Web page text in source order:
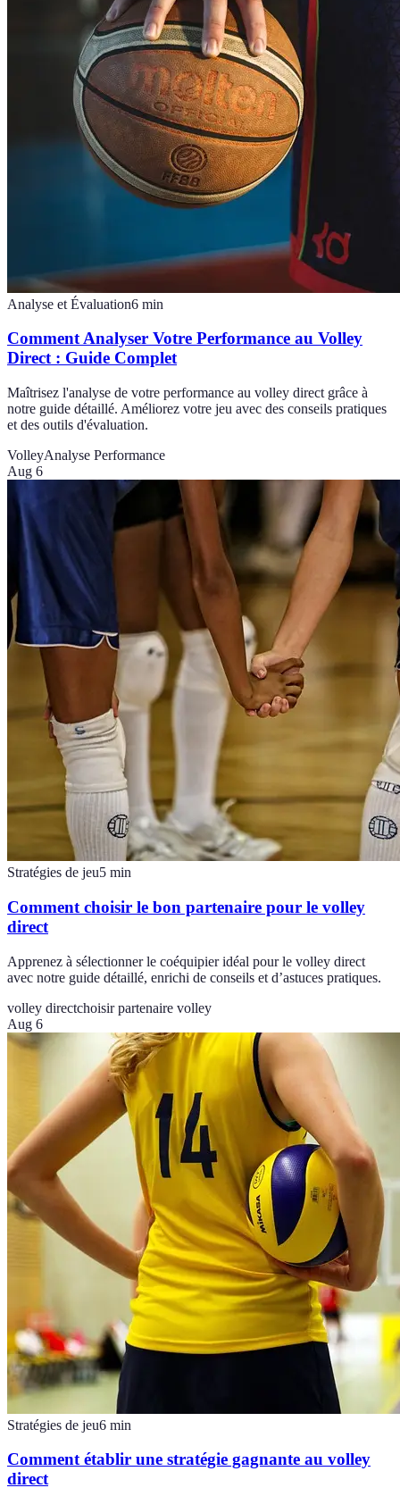
Analyse et Évaluation6 min
Comment Analyser Votre Performance au Volley
Direct : Guide Complet
Maîtrisez l'analyse de votre performance au volley direct grâce à
notre guide détaillé. Améliorez votre jeu avec des conseils pratiques
et des outils d'évaluation.
VolleyAnalyse Performance
Aug 6
Stratégies de jeu5 min
Comment choisir le bon partenaire pour le volley
direct
Apprenez à sélectionner le coéquipier idéal pour le volley direct
avec notre guide détaillé, enrichi de conseils et d’astuces pratiques.
volley directchoisir partenaire volley
Aug 6
Stratégies de jeu6 min
Comment établir une stratégie gagnante au volley
direct